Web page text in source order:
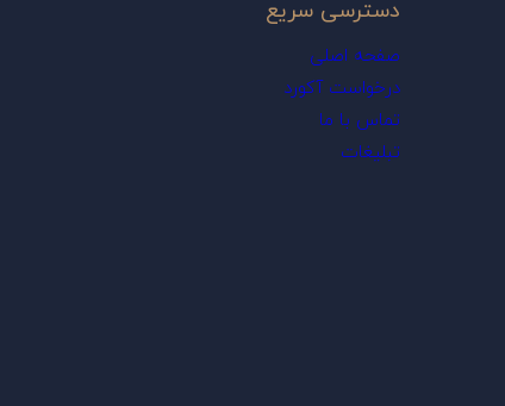
دسترسی سریع
صفحه اصلی
درخواست آکورد
تماس با ما
تبلیغات